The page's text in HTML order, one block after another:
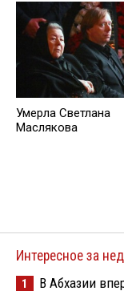
Умерла Светлана
Маслякова
Интересное за
1
В Абхазии